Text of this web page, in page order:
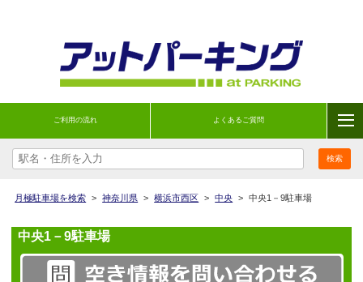
ご利用の流れ よくあるご質問
月極駐車場を検索 > 神奈川県 > 横浜市西区 > 中央 > 中央1－9駐車場
中央1－9駐車場